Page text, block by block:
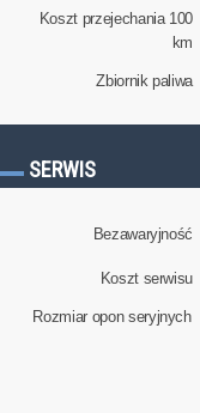
Koszt przejechania 100
km
Zbiornik paliwa
SERWIS
Bezawaryjność
Koszt serwisu
Rozmiar opon seryjnych